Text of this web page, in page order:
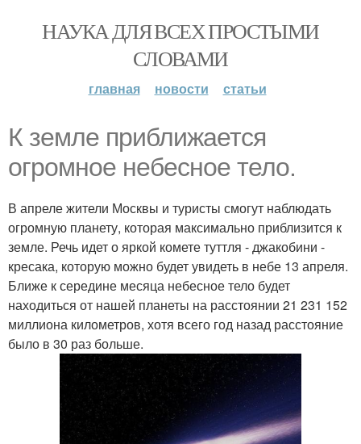
НАУКА ДЛЯ ВСЕХ ПРОСТЫМИ
СЛОВАМИ
главная новости статьи
К земле приближается
огромное небесное тело.
В апреле жители Москвы и туристы смогут наблюдать
огромную планету, которая максимально приблизится к
земле. Речь идет о яркой комете туттля - джакобини -
кресака, которую можно будет увидеть в небе 13 апреля.
Ближе к середине месяца небесное тело будет
находиться от нашей планеты на расстоянии 21 231 152
миллиона километров, хотя всего год назад расстояние
было в 30 раз больше.